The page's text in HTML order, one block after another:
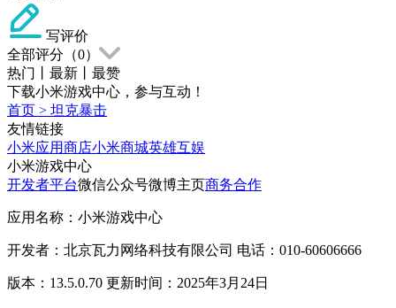
写评价
全部评分（0）
热门
最新
最赞
下载小米游戏中心，参与互动！
首页 > 坦克暴击
友情链接
小米应用商店小米商城英雄互娱
小米游戏中心
开发者平台微信公众号微博主页商务合作
应用名称：小米游戏中心
开发者：北京瓦力网络科技有限公司 电话：010-60606666
版本：13.5.0.70 更新时间：2025年3月24日